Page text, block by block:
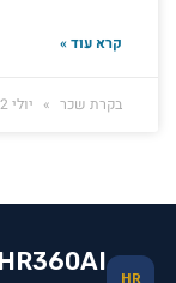
קרא עוד »
בקרת שכר יולי 22, 2020
HR
HR360AI